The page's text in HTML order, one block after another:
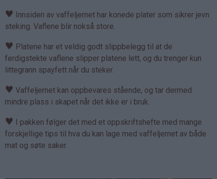
♥ Innsiden av vaffeljernet har konede plater som sikrer jevn
steking. Vaflene blir nokså store.
♥ Platene har et veldig godt slippbelegg til at de
ferdigstekte vaflene slipper platene lett, og du trenger kun
littegrann spayfett når du steker.
♥ Vaffeljernet kan oppbevares stående, og tar dermed
mindre plass i skapet når det ikke er i bruk.
♥ I pakken følger det med et oppskriftshefte med mange
forskjellige tips til hva du kan lage med vaffeljernet av både
mat og søte saker.